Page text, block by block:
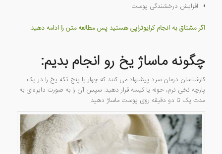
افزایش درخشندگی پوست
اگر مشتاق به انجام کرایوتراپی هستید پس مطالعه متن را ادامه دهید.
چگونه ماساژ یخ رو انجام بدیم:
کارشناسان درمان سرد پیشنهاد می کنند که چهار یا پنج تکه یخ را در یک
پارچه نخی نرم، حوله یا کیسه قرار دهید. سپس آن را به صورت دایره‌ای به
مدت یک تا دو دقیقه روی پوست ماساژ دهید.